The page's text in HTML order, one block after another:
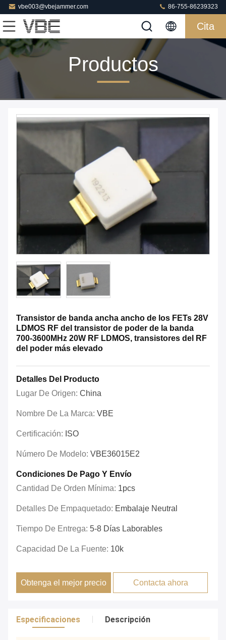
vbe003@vbejammer.com 86-755-86239323
Cita
Productos
Transistor de banda ancha ancho de los FETs 28V
LDMOS RF del transistor de poder de la banda
700-3600MHz 20W RF LDMOS, transistores del RF
del poder más elevado
Detalles Del Producto
Lugar De Origen: China
Nombre De La Marca: VBE
Certificación: ISO
Número De Modelo: VBE36015E2
Condiciones De Pago Y Envío
Cantidad De Orden Mínima: 1pcs
Detalles De Empaquetado: Embalaje Neutral
Tiempo De Entrega: 5-8 Días Laborables
Capacidad De La Fuente: 10k
Obtenga el mejor precio Contacta ahora
Especificaciones Descripción